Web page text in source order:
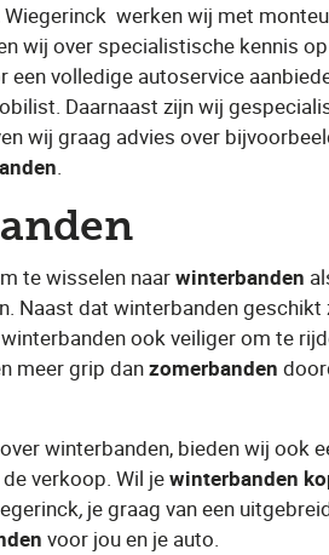
werken wij met
wij over specialistische kennis
een volledige autoservice
Daarnaast zijn wij
wij graag advies over
​.
te wisselen naar winterbanden
Naast dat winterbanden
ook veiliger om te
meer grip dan zomerbanden
winterbanden, bieden wij ook
verkoop. Wil je winterbanden
, je graag van een
​ voor jou en je auto.